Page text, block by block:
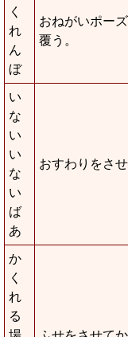
く
れ
ん
ぼ
おねがいポー
覆う。
い
な
い
い
な
い
ば
あ
おすわりをさ
か
く
れ
る